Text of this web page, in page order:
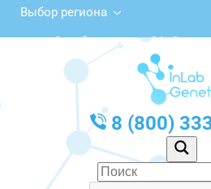
Выбор региона
Октябрьская ул., 9А,
с 10:00 до
График работы: Пн-Пт с
8 (800)